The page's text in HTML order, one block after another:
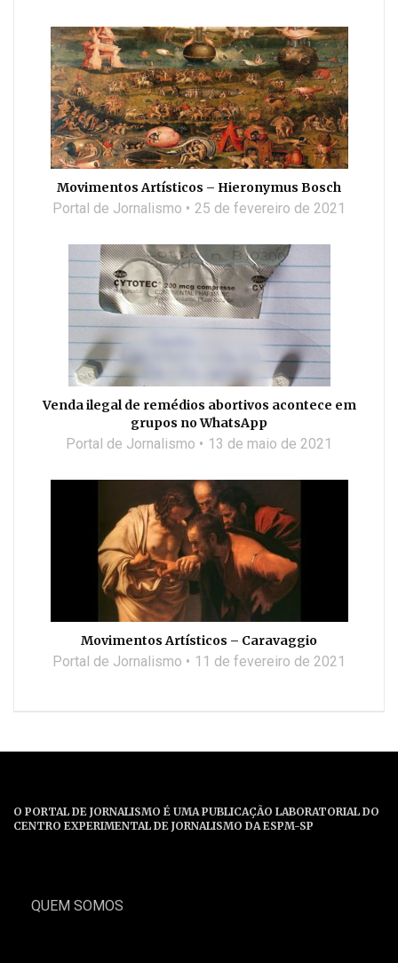
Movimentos Artísticos – Hieronymus Bosch
Portal de Jornalismo 25 de fevereiro de 2021
Venda ilegal de remédios abortivos acontece em
grupos no WhatsApp
Portal de Jornalismo 13 de maio de 2021
Movimentos Artísticos – Caravaggio
Portal de Jornalismo 11 de fevereiro de 2021
O PORTAL DE JORNALISMO É UMA PUBLICAÇÃO LABORATORIAL DO
CENTRO EXPERIMENTAL DE JORNALISMO DA ESPM-SP
QUEM SOMOS